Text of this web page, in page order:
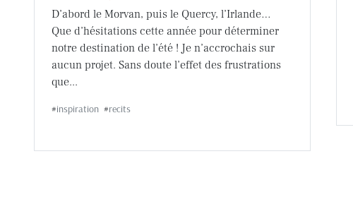
D’abord le Morvan, puis le Quercy, l’Irlande…
Que d’hésitations cette année pour déterminer
notre destination de l’été ! Je n’accrochais sur
aucun projet. Sans doute l’effet des frustrations
que...
#inspiration #recits